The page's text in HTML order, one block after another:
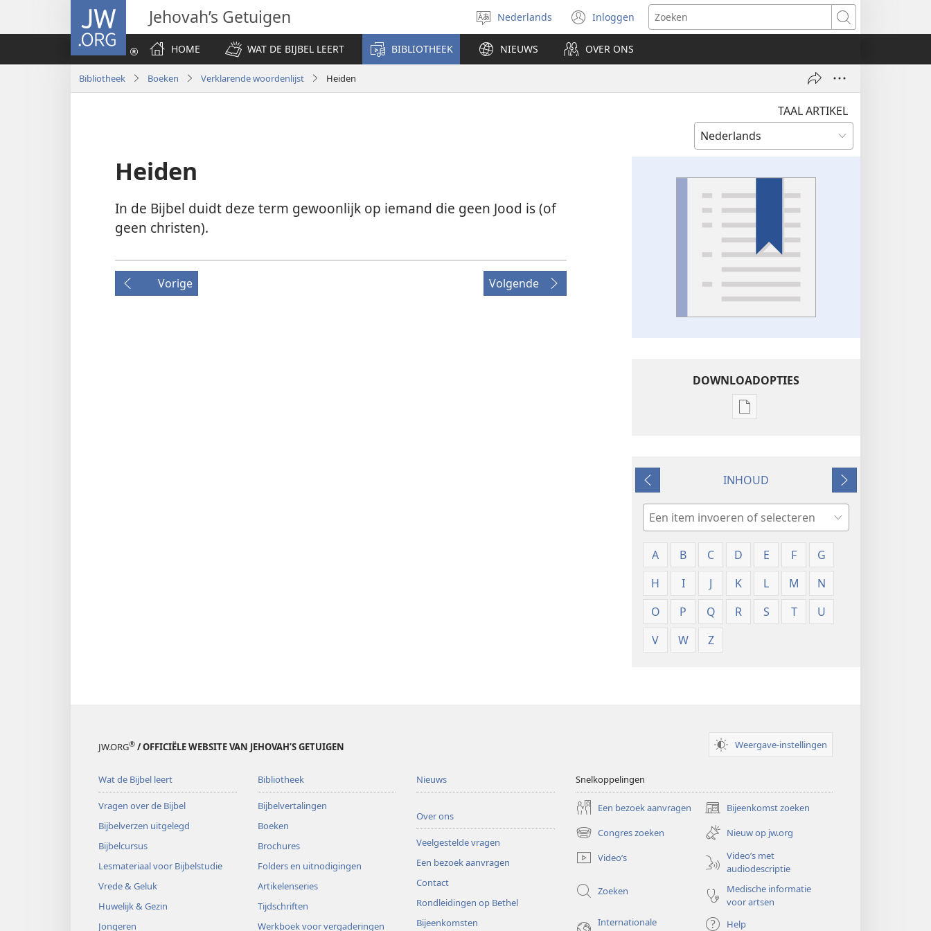
JW.ORG Jehovah’s Getuigen
Taal
selecteren
Nederlands Inloggen
(opent
nieuw
venster)
Zoeken
HOME
WAT DE BIJBEL LEERT BIBLIOTHEEK NIEUWS OVER ONS
Bibliotheek Boeken Verklarende woordenlijst Heiden
TAAL ARTIKEL
Heiden
In de Bijbel duidt deze term gewoonlijk op iemand die geen Jood is (of
geen christen).
Vorige Volgende
DOWNLOADOPTIES
Downloadopties
Vorige
INHOUD
Volgende
Zoeken
A
B C D E F
G
H
I J K L M
N
O
P Q R S T
U
V
W Z
JW.ORG® / OFFICIËLE WEBSITE VAN JEHOVAH’S GETUIGEN Weergave-instellingen
Wat de Bijbel leert
Vragen over de Bijbel
Bijbelverzen uitgelegd
Bijbelcursus
Lesmateriaal voor Bijbelstudie
Vrede & Geluk
Huwelijk & Gezin
Jongeren
Bibliotheek
Bijbelvertalingen
Boeken
Brochures
Folders en uitnodigingen
Artikelenseries
Tijdschriften
Werkboek voor vergaderingen
Nieuws
Over ons
Veelgestelde vragen
Een bezoek aanvragen
Contact
Rondleidingen op Bethel
Bijeenkomsten
Snelkoppelingen
Een bezoek aanvragen Bijeenkomst zoeken
(opent
nieuw
venster)
Congres zoeken
(opent
nieuw
venster)
Nieuw op jw.org
Video’s
Video’s met
audiodescriptie
Zoeken
Medische informatie
voor artsen
Internationale
Help